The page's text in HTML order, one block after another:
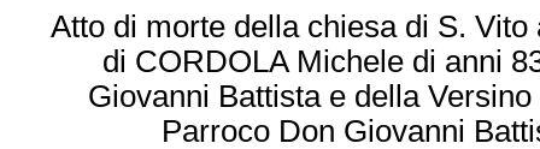
Atto di morte della chiesa di S. Vito
di CORDOLA Michele di anni
Giovanni Battista e della
Parroco Don Giovanni